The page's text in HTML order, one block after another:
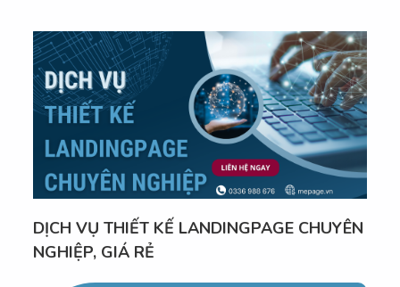
DỊCH VỤ THIẾT KẾ LANDINGPAGE CHUYÊN
NGHIỆP, GIÁ RẺ